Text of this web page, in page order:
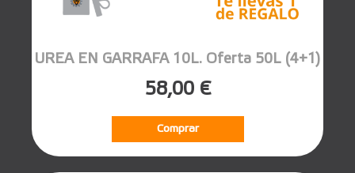
UREA EN GARRAFA 10L. Oferta 50L (4+1)
58,00 €
Comprar